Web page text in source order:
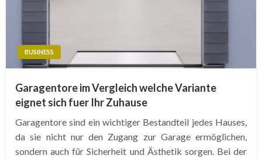
BUSINESS
Garagentore im Vergleich welche Variante
eignet sich fuer Ihr Zuhause
Garagentore sind ein wichtiger Bestandteil jedes Hauses,
da sie nicht nur den Zugang zur Garage ermöglichen,
sondern auch für Sicherheit und Ästhetik sorgen. Bei der